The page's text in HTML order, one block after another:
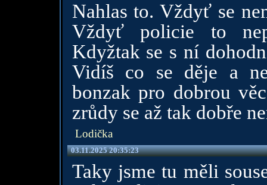
Nahlas to. Vždyť se
Vždyť policie to
Kdyžtak se s ní
Vidíš co se děje a
bonzak pro dobrou
zrůdy se až tak dobře
Lodička
03.11.2025 20:35:23
Taky jsme tu měli